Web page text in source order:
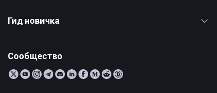
Гид новичка
Сообщество